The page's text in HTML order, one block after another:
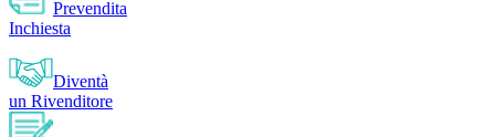
Prevendita
Inchiesta
Diventà
un Rivenditore